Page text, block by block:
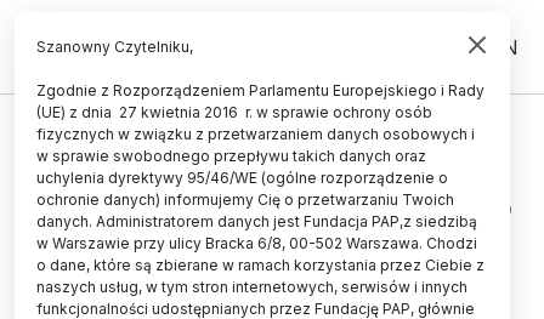
PL EN
HISTORIA I KULTURA
Małopolskie/ W ustach dziecka
pochowanego w jaskini znaleziono
czaszkę ptaka
21.11.2018
aktualizacja: 21.11.2018
3 minuty czytania
Szanowny Czytelniku,
Zgodnie z Rozporządzeniem Parlamentu Europejskiego i Rady
(UE) z dnia 27 kwietnia 2016 r. w sprawie ochrony osób
fizycznych w związku z przetwarzaniem danych osobowych i
w sprawie swobodnego przepływu takich danych oraz
uchylenia dyrektywy 95/46/WE (ogólne rozporządzenie o
ochronie danych) informujemy Cię o przetwarzaniu Twoich
danych. Administratorem danych jest Fundacja PAP,z siedzibą
w Warszawie przy ulicy Bracka 6/8, 00-502 Warszawa. Chodzi
o dane, które są zbierane w ramach korzystania przez Ciebie z
naszych usług, w tym stron internetowych, serwisów i innych
funkcjonalności udostępnianych przez Fundację PAP, głównie